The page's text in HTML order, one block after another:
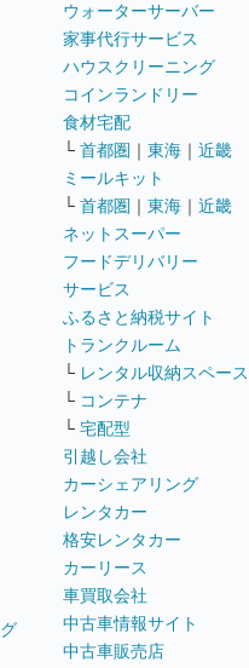
ウォーターサーバー
家事代行サービス
ハウスクリーニング
コインランドリー
食材宅配
└ 首都圏 ｜ 東海 ｜ 近畿
ミールキット
└ 首都圏 ｜ 東海 ｜ 近畿
ネットスーパー
フードデリバリー
サービス
ふるさと納税サイト
トランクルーム
└ レンタル収納スペース
└ コンテナ
└ 宅配型
引越し会社
カーシェアリング
レンタカー
格安レンタカー
カーリース
車買取会社
中古車情報サイト
中古車販売店